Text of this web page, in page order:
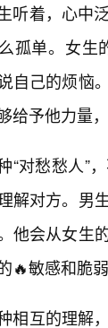
听着，心中
孤单。女生
自己的烦恼
给予他力量
“对愁愁人”
解对方。男
他会从女生
🔥敏感和脆
相互的理解